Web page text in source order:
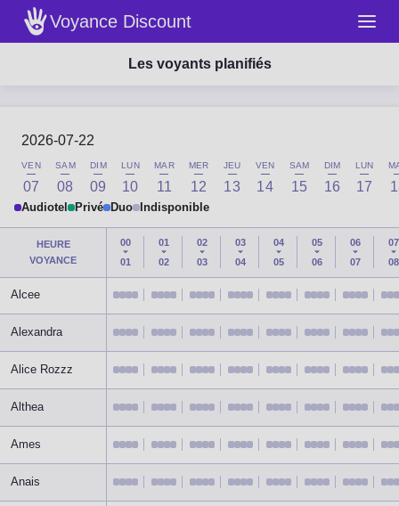
Voyance Discount
Les voyants planifiés
2026-07-22
VEN
07
SAM
08
DIM
09
LUN
10
MAR
11
MER
12
JEU
13
VEN
14
SAM
15
DIM
16
LUN
17
Audiotel Privé Duo Indisponible
HEURE
VOYANCE
00
01
01
02
02
03
03
04
04
05
05
06
06
07
07
08
Alcee
Alexandra
Alice Rozzz
Althea
Ames
Anais